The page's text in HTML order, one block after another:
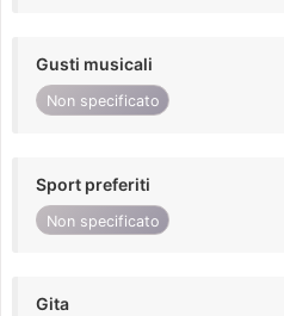
Gusti musicali
Non specificato
Sport preferiti
Non specificato
Gita